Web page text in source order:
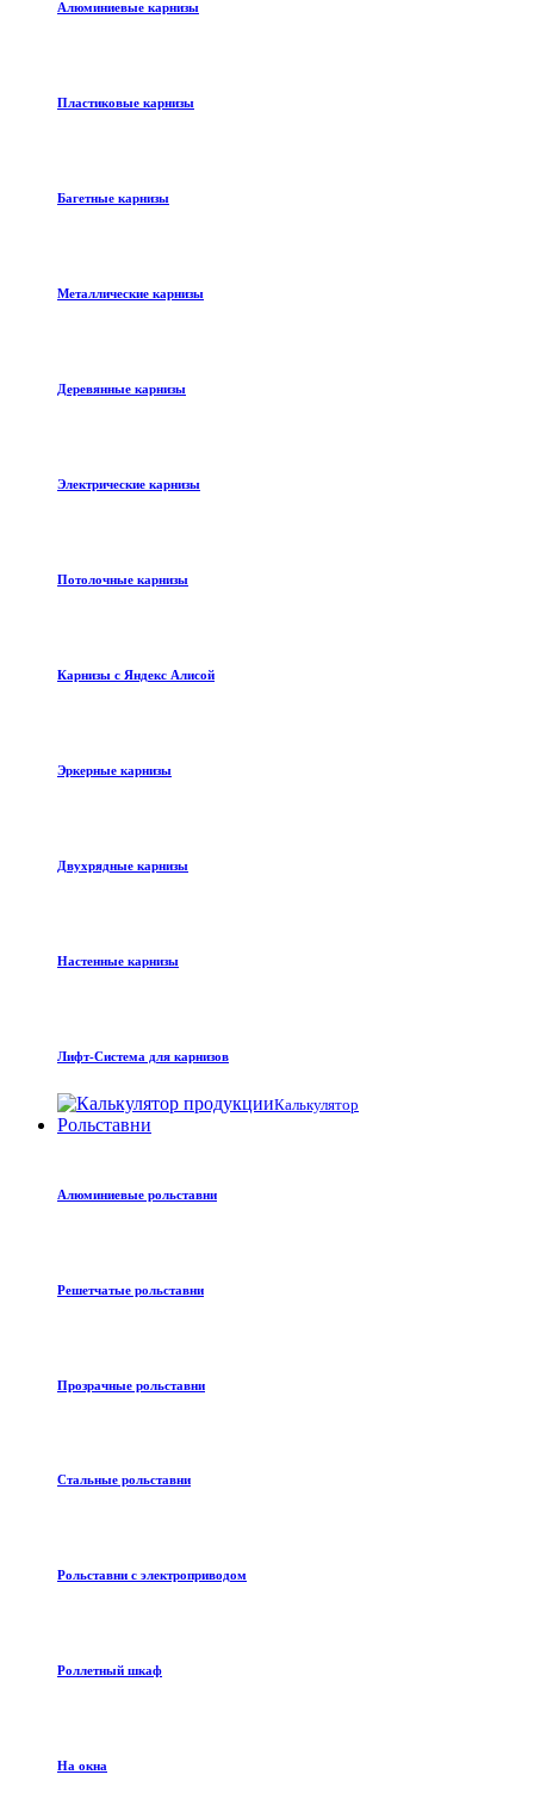
Алюминиевые карнизы
Пластиковые карнизы
Багетные карнизы
Металлические карнизы
Деревянные карнизы
Электрические карнизы
Потолочные карнизы
Карнизы с Яндекс Алисой
Эркерные карнизы
Двухрядные карнизы
Настенные карнизы
Лифт-Система для карнизов
Калькулятор
Рольставни
Алюминиевые рольставни
Решетчатые рольставни
Прозрачные рольставни
Стальные рольставни
Рольставни с электроприводом
Роллетный шкаф
На окна